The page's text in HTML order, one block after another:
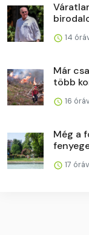
14
Már
több
16
Még a
17